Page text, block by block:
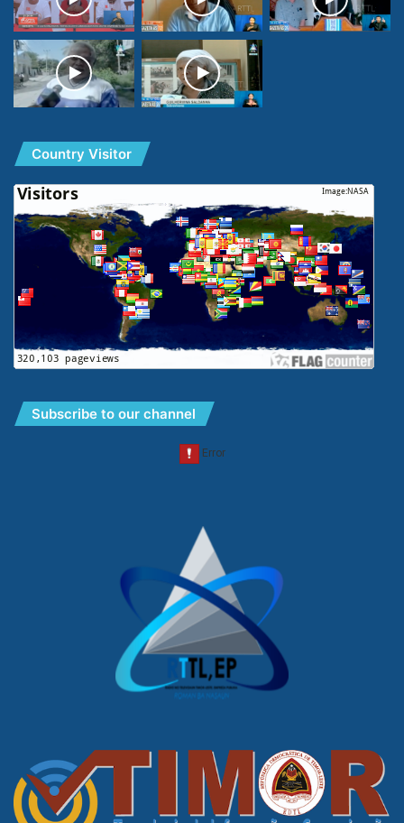
Country Visitor
Subscribe to our channel